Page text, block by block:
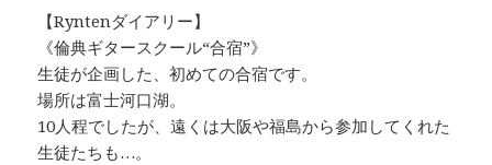
【Ryntenダイアリー】
《倫典ギタースクール“合宿”》
生徒が企画した、初めての合宿です。
場所は富士河口湖。
10人程でしたが、遠くは大阪や福島から参加してくれた
生徒たちも…。